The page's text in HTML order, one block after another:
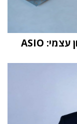
אחרי שני עשורים של צמיחה במימון עצמי: ASIO